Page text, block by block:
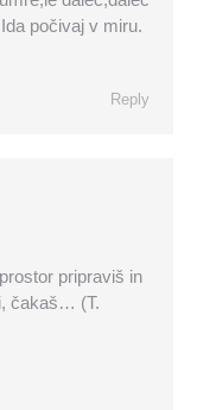
počivaj v miru.
Reply
pripraviš in
čakaš… (T.